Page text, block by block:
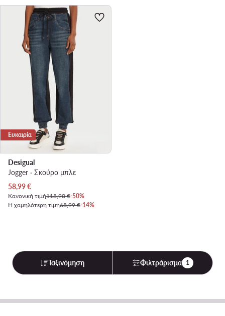
Ευκαιρία
Desigual
Jogger · Σκούρο μπλε
Τρέχουσα τιμή
58,99€
Κανονική τιμή118,90 €-50%
Η χαμηλότερη τιμή68,99 €-14%
Ταξινόμηση Φιλτράρισμα 1